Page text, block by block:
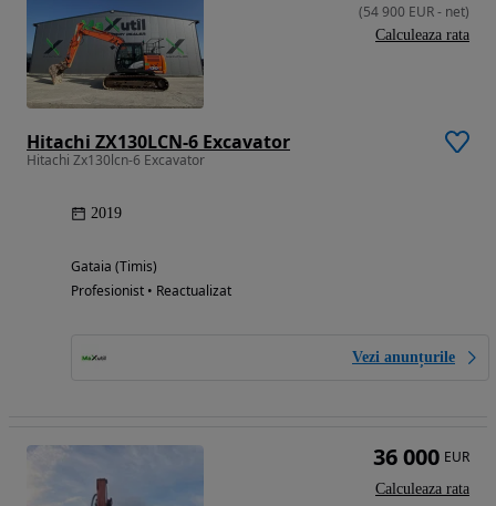
Hitachi ZX130LCN-6 Excavator
Hitachi Zx130lcn-6 Excavator
2019
Gataia (Timis)
Profesionist • Reactualizat
Vezi anunțurile
(54 900 EUR- net)
Calculeaza rata
36 000 EUR
Calculeaza rata